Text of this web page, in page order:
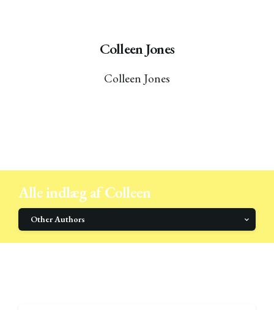
Colleen Jones
Colleen Jones
Alle indlæg af Colleen
Other Authors